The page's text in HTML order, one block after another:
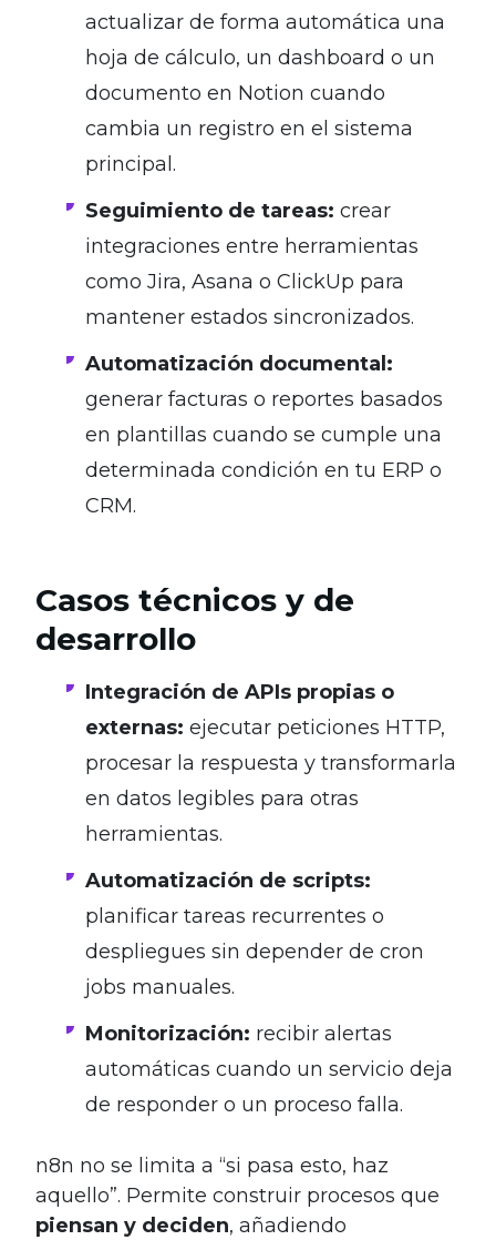
actualizar de forma automática una
hoja de cálculo, un dashboard o un
documento en Notion cuando
cambia un registro en el sistema
principal.
Seguimiento de tareas: crear
integraciones entre herramientas
como Jira, Asana o ClickUp para
mantener estados sincronizados.
Automatización documental:
generar facturas o reportes basados
en plantillas cuando se cumple una
determinada condición en tu ERP o
CRM.
Casos técnicos y de
desarrollo
Integración de APIs propias o
externas: ejecutar peticiones HTTP,
procesar la respuesta y transformarla
en datos legibles para otras
herramientas.
Automatización de scripts:
planificar tareas recurrentes o
despliegues sin depender de cron
jobs manuales.
Monitorización: recibir alertas
automáticas cuando un servicio deja
de responder o un proceso falla.
n8n no se limita a “si pasa esto, haz
aquello”. Permite construir procesos que
piensan y deciden, añadiendo